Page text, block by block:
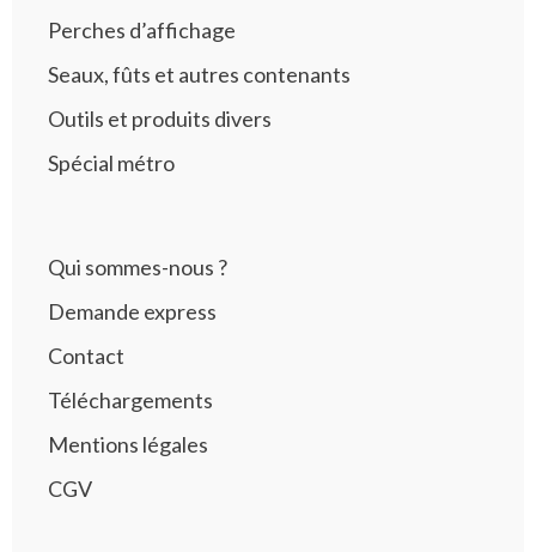
Perches d’affichage
Seaux, fûts et autres contenants
Outils et produits divers
Spécial métro
Qui sommes-nous ?
Demande express
Contact
Téléchargements
Mentions légales
CGV